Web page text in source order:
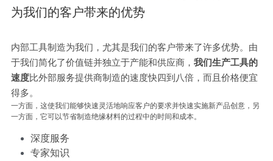
为我们的客户带来的优势
内部工具制造为我们，尤其是我们的客户带来了许多优势。由
于我们简化了价值链并独立于产能和供应商，我们生产工具的
速度比外部服务提供商制造的速度快四到八倍，而且价格便宜
得多。
一方面，这使我们能够快速灵活地响应客户的要求并快速实施新产品创意，另
一方面，它可以节省制造绝缘材料的过程中的时间和成本。
深度服务
专家知识